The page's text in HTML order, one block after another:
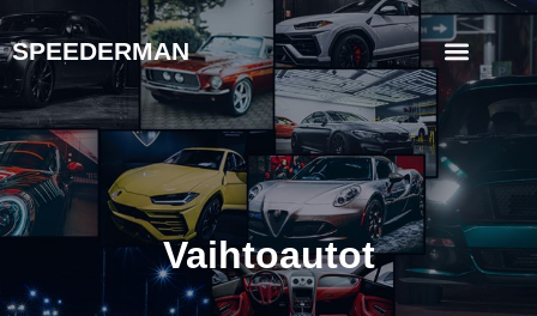
SPEEDERMAN
Vaihtoautot